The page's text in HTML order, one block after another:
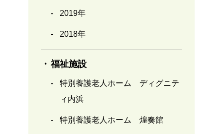
2019年
2018年
福祉施設
特別養護老人ホーム ディグニテ
ィ内浜
特別養護老人ホーム 煌奏館